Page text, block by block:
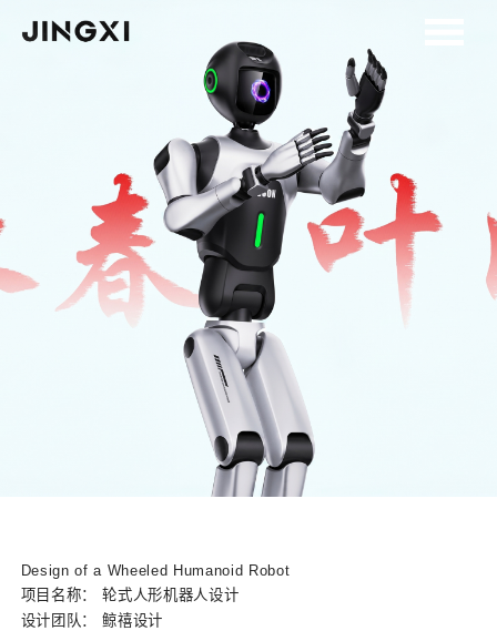
Design of a Wheeled Humanoid Robot
项目名称：
轮式人形机器人设计
设计团队：
鲸禧设计